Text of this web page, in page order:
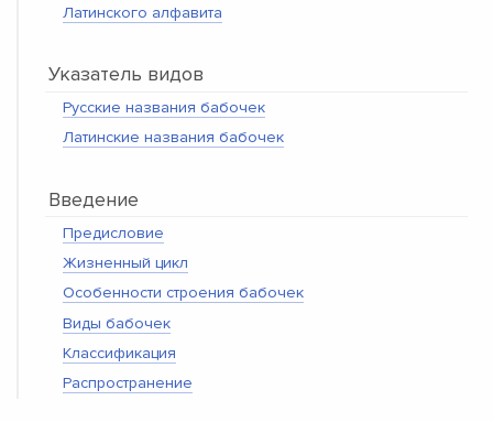
Латинского алфавита
Указатель видов
Русские названия бабочек
Латинские названия бабочек
Введение
Предисловие
Жизненный цикл
Особенности строения бабочек
Виды бабочек
Классификация
Распространение